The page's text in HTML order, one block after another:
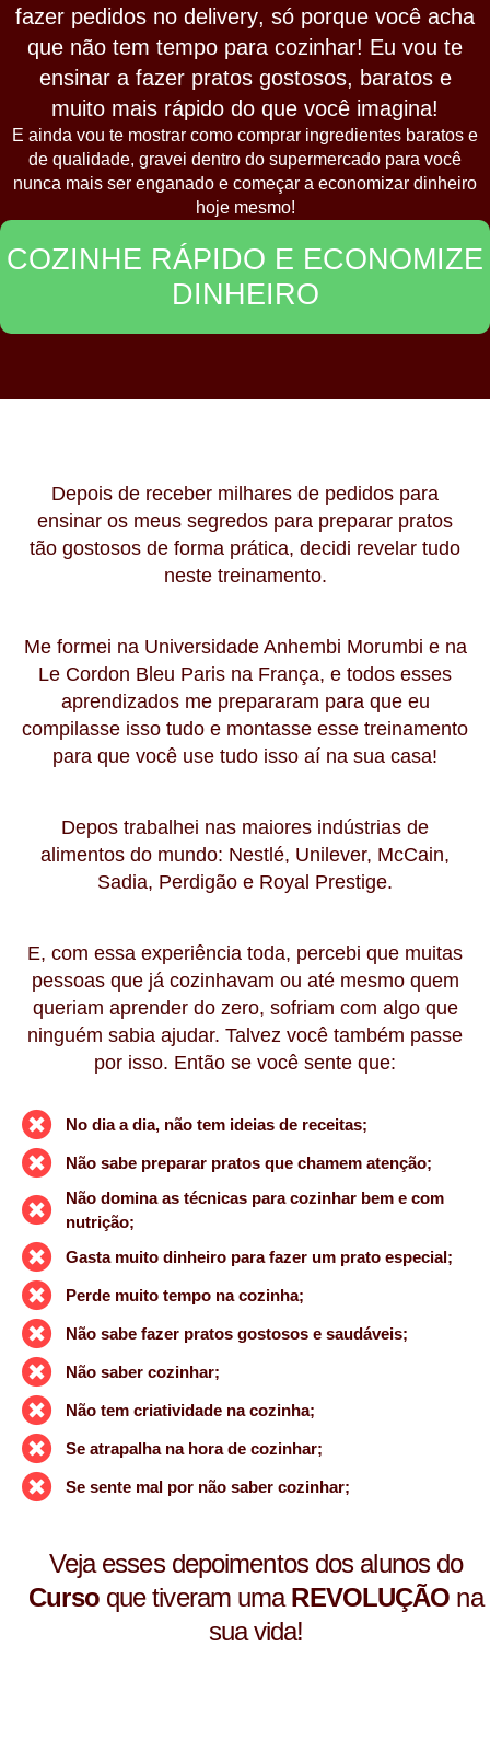
fazer pedidos no delivery, só porque você acha
que não tem tempo para cozinhar! Eu vou te
ensinar a fazer pratos gostosos, baratos e
muito mais rápido do que você imagina!
E ainda vou te mostrar como comprar ingredientes baratos e
de qualidade, gravei dentro do supermercado para você
nunca mais ser enganado e começar a economizar dinheiro
hoje mesmo!
COZINHE RÁPIDO E ECONOMIZE
DINHEIRO
Depois de receber milhares de pedidos para
ensinar os meus segredos para preparar pratos
tão gostosos de forma prática, decidi revelar tudo
neste treinamento.
Me formei na Universidade Anhembi Morumbi e na
Le Cordon Bleu Paris na França, e todos esses
aprendizados me prepararam para que eu
compilasse isso tudo e montasse esse treinamento
para que você use tudo isso aí na sua casa!
Depos trabalhei nas maiores indústrias de
alimentos do mundo: Nestlé, Unilever, McCain,
Sadia, Perdigão e Royal Prestige.
E, com essa experiência toda, percebi que muitas
pessoas que já cozinhavam ou até mesmo quem
queriam aprender do zero, sofriam com algo que
ninguém sabia ajudar. Talvez você também passe
por isso. Então se você sente que:
No dia a dia, não tem ideias de receitas;
Não sabe preparar pratos que chamem atenção;
Não domina as técnicas para cozinhar bem e com
nutrição;
Gasta muito dinheiro para fazer um prato especial;
Perde muito tempo na cozinha;
Não sabe fazer pratos gostosos e saudáveis;
Não saber cozinhar;
Não tem criatividade na cozinha;
Se atrapalha na hora de cozinhar;
Se sente mal por não saber cozinhar;
Veja esses depoimentos dos alunos do
Cursoque tiveram umaREVOLUÇÃO na
sua vida!